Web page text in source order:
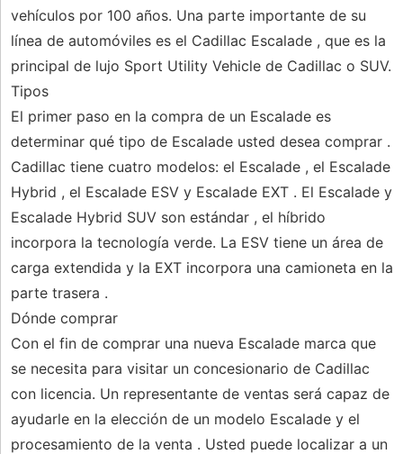
vehículos por 100 años. Una parte importante de su
línea de automóviles es el Cadillac Escalade , que es la
principal de lujo Sport Utility Vehicle de Cadillac o SUV.
Tipos
El primer paso en la compra de un Escalade es
determinar qué tipo de Escalade usted desea comprar .
Cadillac tiene cuatro modelos: el Escalade , el Escalade
Hybrid , el Escalade ESV y Escalade EXT . El Escalade y
Escalade Hybrid SUV son estándar , el híbrido
incorpora la tecnología verde. La ESV tiene un área de
carga extendida y la EXT incorpora una camioneta en la
parte trasera .
Dónde comprar
Con el fin de comprar una nueva Escalade marca que
se necesita para visitar un concesionario de Cadillac
con licencia. Un representante de ventas será capaz de
ayudarle en la elección de un modelo Escalade y el
procesamiento de la venta . Usted puede localizar a un